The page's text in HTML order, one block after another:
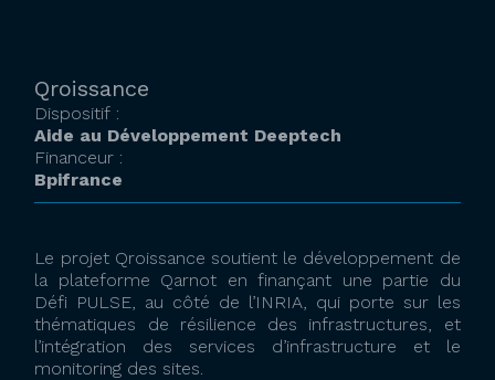
Qroissance
Dispositif :
Aide au Développement Deeptech
Financeur :
Bpifrance
Le projet Qroissance soutient le développement de
la plateforme Qarnot en finançant une partie du
Défi PULSE, au côté de l’INRIA, qui porte sur les
thématiques de résilience des infrastructures, et
l’intégration des services d’infrastructure et le
monitoring des sites.